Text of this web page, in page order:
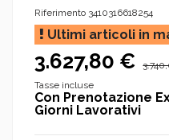
Riferimento 3410316618254
Ultimi articoli in
3.627,80 €
Tasse incluse
Con Prenotazione
Giorni Lavorativi